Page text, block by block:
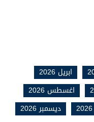
ابريل 2026
اغسطس 2026
ديسمبر 2026